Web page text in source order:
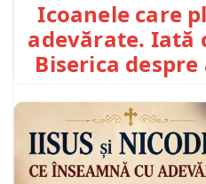
Icoanele care
adevărate. Iată
Biserica